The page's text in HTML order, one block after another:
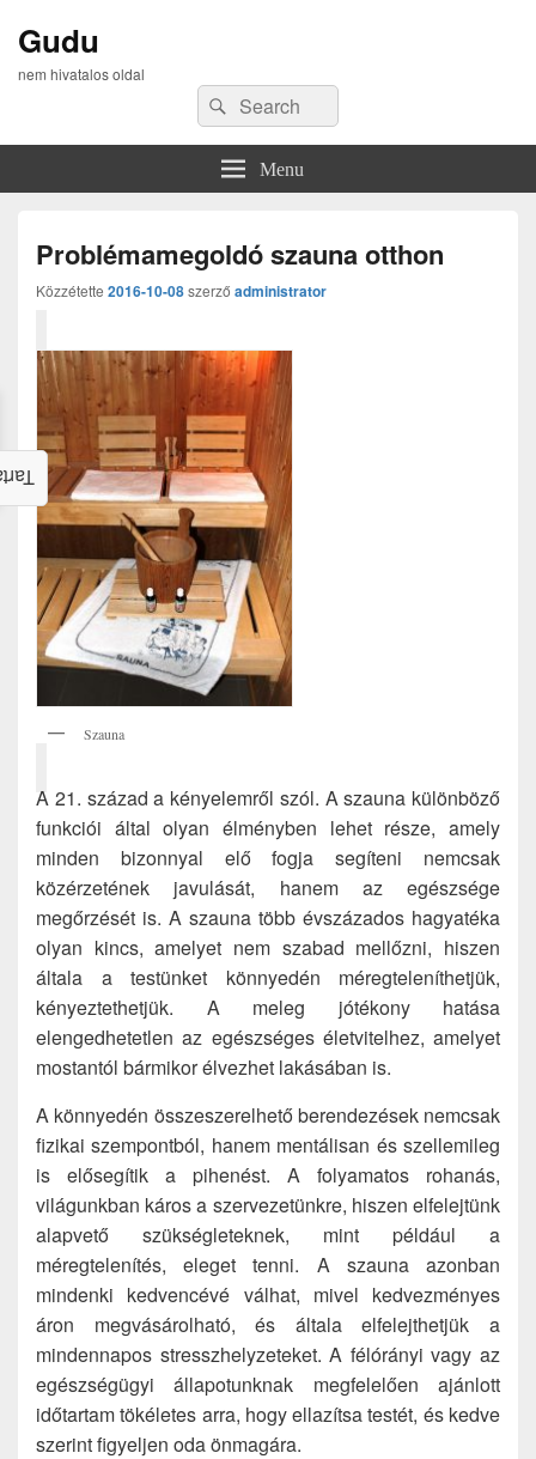
Gudu
nem hivatalos oldal
Search
for:
Search
Menu
Problémamegoldó szauna otthon
Közzétette 2016-10-08szerző administrator
Szauna
A 21. század a kényelemről szól. A szauna különböző
funkciói által olyan élményben lehet része, amely
minden bizonnyal elő fogja segíteni nemcsak
közérzetének javulását, hanem az egészsége
megőrzését is. A szauna több évszázados hagyatéka
olyan kincs, amelyet nem szabad mellőzni, hiszen
általa a testünket könnyedén méregteleníthetjük,
kényeztethetjük. A meleg jótékony hatása
elengedhetetlen az egészséges életvitelhez, amelyet
mostantól bármikor élvezhet lakásában is.
A könnyedén összeszerelhető berendezések nemcsak
fizikai szempontból, hanem mentálisan és szellemileg
is elősegítik a pihenést. A folyamatos rohanás,
világunkban káros a szervezetünkre, hiszen elfelejtünk
alapvető szükségleteknek, mint például a
méregtelenítés, eleget tenni. A szauna azonban
mindenki kedvencévé válhat, mivel kedvezményes
áron megvásárolható, és általa elfelejthetjük a
mindennapos stresszhelyzeteket. A félórányi vagy az
egészségügyi állapotunknak megfelelően ajánlott
időtartam tökéletes arra, hogy ellazítsa testét, és kedve
szerint figyeljen oda önmagára.